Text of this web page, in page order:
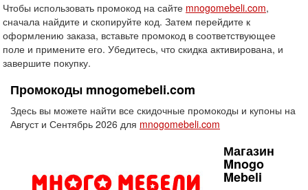
Чтобы использовать промокод на сайте mnogomebeli.com,
сначала найдите и скопируйте код. Затем перейдите к
оформлению заказа, вставьте промокод в соответствующее
поле и примените его. Убедитесь, что скидка активирована, и
завершите покупку.
Промокоды mnogomebeli.com
Здесь вы можете найти все скидочные промокоды и купоны на
Август и Сентябрь 2026 для mnogomebeli.com
Магазин
Mnogo
Mebeli